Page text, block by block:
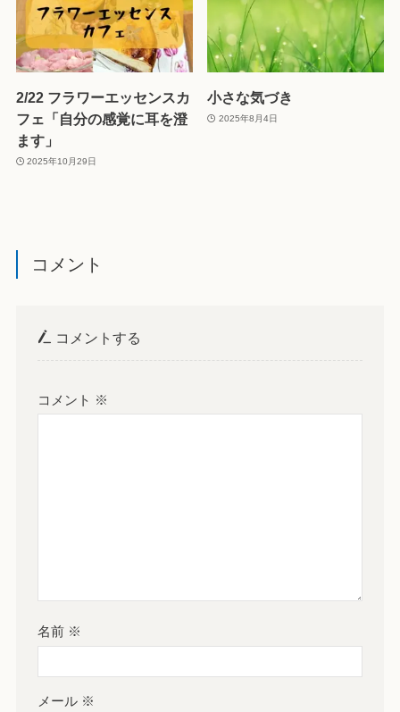
2/22 フラワーエッセンスカ
フェ「自分の感覚に耳を澄
ます」
2025年10月29日
小さな気づき
2025年8月4日
コメント
コメントする
コメント ※
名前 ※
メール ※